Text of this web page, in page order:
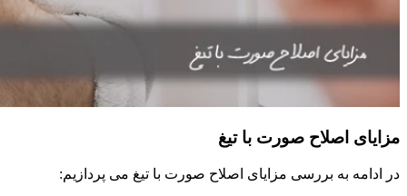
مزایای اصلاح صورت با تیغ
در ادامه به بررسی مزایای اصلاح صورت با تیغ می پردازیم: